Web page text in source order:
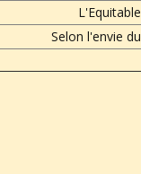
L'Equitable
Selon l'envie